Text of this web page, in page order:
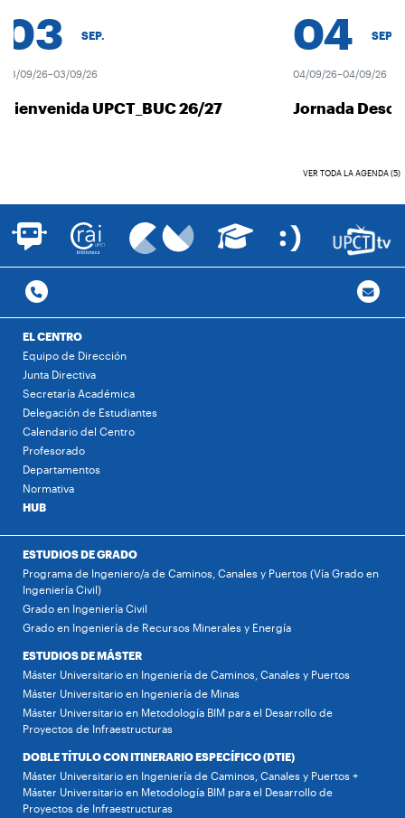
SEP.
26–03/09/26
UPCT_BUC 26/27
04 SEP.
04/09/26–04/09/26
Jornada
VER TODA LA AGENDA (5)
EL CENTRO
Equipo de Dirección
Junta Directiva
Secretaría Académica
Delegación de Estudiantes
Calendario del Centro
Profesorado
Departamentos
Normativa
HUB
ESTUDIOS DE GRADO
Programa de Ingeniero/a de Caminos, Canales y Puertos (Vía Grado en
Ingeniería Civil)
Grado en Ingeniería Civil
Grado en Ingeniería de Recursos Minerales y Energía
ESTUDIOS DE MÁSTER
Máster Universitario en Ingeniería de Caminos, Canales y Puertos
Máster Universitario en Ingeniería de Minas
Máster Universitario en Metodología BIM para el Desarrollo de
Proyectos de Infraestructuras
DOBLE TÍTULO CON ITINERARIO ESPECÍFICO (DTIE)
Máster Universitario en Ingeniería de Caminos, Canales y Puertos +
Máster Universitario en Metodología BIM para el Desarrollo de
Proyectos de Infraestructuras